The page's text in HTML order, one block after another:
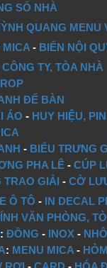
SỐ NHÀ
QUANG MENU
MICA - BIỂN NỘI
TY, TÒA NHÀ
ĐỂ BÀN
ÁO - HUY HIỆU,
- BIỂU TRƯNG
PHA LÊ - CÚP
TRAO GIẢI - CỜ
Ô TÔ - IN DECAL
VĂN PHÒNG,
: ĐỒNG - INOX -
: MENU MICA -